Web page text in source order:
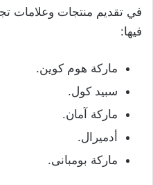
في تقديم منتجات وعلامات
فيها:
ماركة هوم كوين.
سبيد كول.
ماركة آمان.
أدميرال.
ماركة بومبانى.